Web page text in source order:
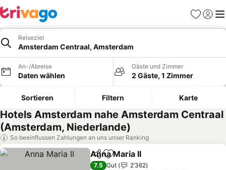
Favoriten
Reiseziel
Amsterdam Centraal, Amsterdam
An-/Abreise
Daten wählen
Gäste und Zimmer
2 Gäste, 1 Zimmer
Sortieren Filtern Karte
Hotels Amsterdam nahe Amsterdam Centraal
(Amsterdam, Niederlande)
So beeinflussen Zahlungen an uns unser Ranking
TeilenZu Favoriten hinzufügen
Anna Maria II
7.5 Gut
2’362